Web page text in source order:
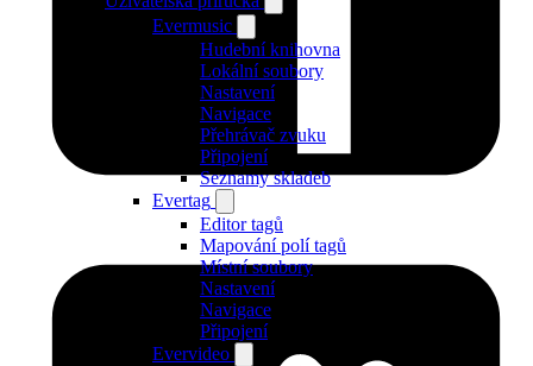
Evermusic
Hudební knihovna
Lokální soubory
Nastavení
Navigace
Přehrávač zvuku
Připojení
Seznamy skladeb
Evertag
Editor tagů
Mapování polí tagů
Místní soubory
Nastavení
Navigace
Připojení
Evervideo